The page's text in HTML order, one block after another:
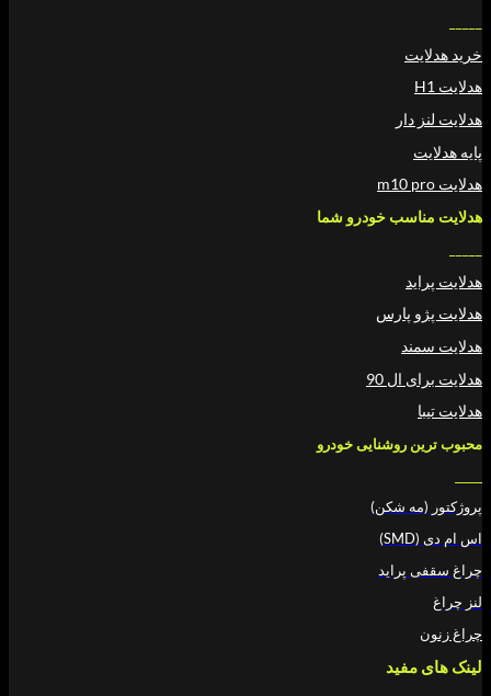
خودرو شما
پارس
90
روشنایی خودرو
شکن)